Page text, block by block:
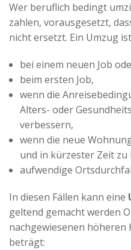
Wer beruflich bedingt
zahlen, vorausgesetzt,
nicht ersetzt. Ein Umzug
bei einem neuen Job
beim ersten Job,
wenn die
Alters- oder
verbessern,
wenn die neue
und in kürzester Zeit zu
aufwendige
In diesen Fällen kann eine
geltend gemacht werden
nachgewiesenen höheren
beträgt: